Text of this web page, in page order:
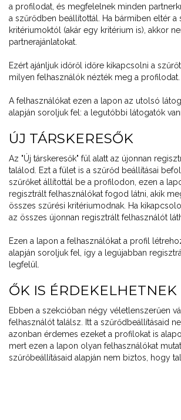
a profilodat, és megfelelnek minden
a szűrődben beállítottál. Ha bármiben eltér a
kritériumoktól (akár egy kritérium is), akkor
partnerajánlatokat.
Ezért ajánljuk időről időre kikapcsolni a
milyen felhasználók nézték meg a profilodat.
A felhasználókat ezen a lapon az utolsó
alapján soroljuk fel: a legutóbbi látogatók
ÚJ TÁRSKERESŐK
Az "Új társkeresők" fül alatt az újonnan
találod. Ezt a fület is a szűrőd beállításai
szűrőket állítottál be a profilodon, ezen a
regisztrált felhasználókat fogod látni, akik
összes szűrési kritériumodnak. Ha
az összes újonnan regisztrált felhasználót
Ezen a lapon a felhasználókat a profil
alapján soroljuk fel, így a legújabban
legfelül.
ŐK IS ÉRDEKELHETNEK
Ebben a szekcióban négy véletlenszerűen
felhasználót találsz. Itt a szűrődbeállításaid
azonban érdemes ezeket a profilokat is
mert ezen a lapon olyan felhasználókat
szűrőbeállításaid alapján nem biztos, hogy